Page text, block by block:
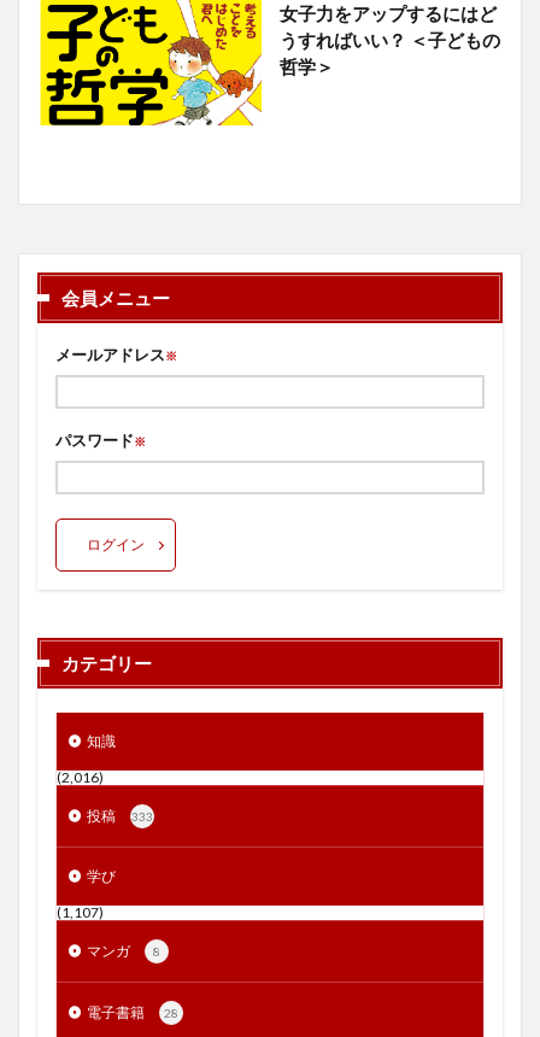
女子力をアップするにはど
うすればいい？ ＜子どもの
哲学＞
会員メニュー
メールアドレス※
パスワード※
ログイン
カテゴリー
知識
(2,016)
投稿 333
学び
(1,107)
マンガ 8
電子書籍 28